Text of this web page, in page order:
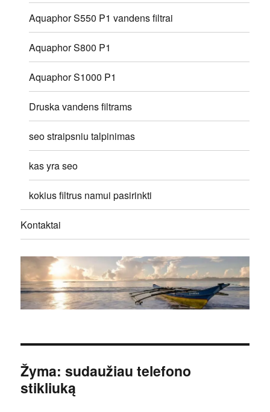
Aquaphor S550 P1 vandens filtrai
Aquaphor S800 P1
Aquaphor S1000 P1
Druska vandens filtrams
seo straipsniu talpinimas
kas yra seo
kokius filtrus namui pasirinkti
Kontaktai
Žyma:sudaužiau telefono
stikliuką